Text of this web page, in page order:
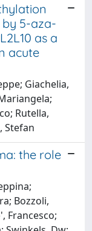
by 5-aza-
as a
acute
Giachelia,
Rutella,
Stefan
the role
Bozzoli,
Francesco;